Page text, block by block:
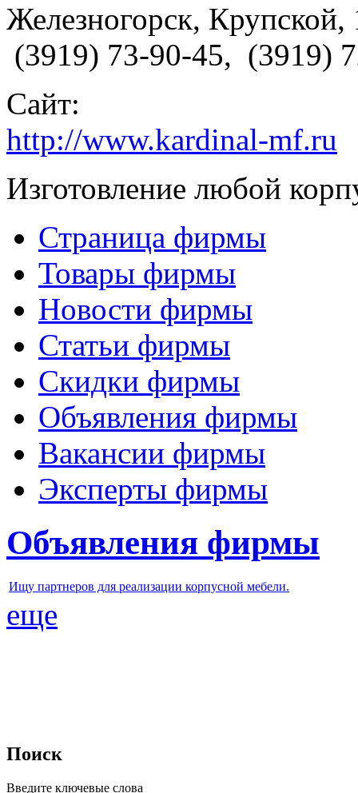
Железногорск, Крупской,
(3919) 73-90-45, (3919)
Сайт:
http://www.kardinal-mf.ru
Изготовление любой
Страница фирмы
Товары фирмы
Новости фирмы
Статьи фирмы
Скидки фирмы
Объявления фирмы
Вакансии фирмы
Эксперты фирмы
Объявления фирмы
Ищу партнеров для реализации корпусной мебели.
еще
Поиск
Введите ключевые слова